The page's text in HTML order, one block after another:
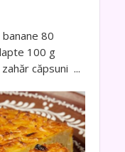
80
100 g
căpsuni ...